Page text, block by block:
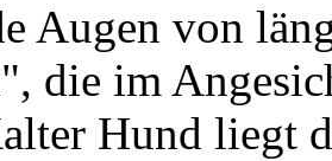
Augen von
die im
Hund liegt